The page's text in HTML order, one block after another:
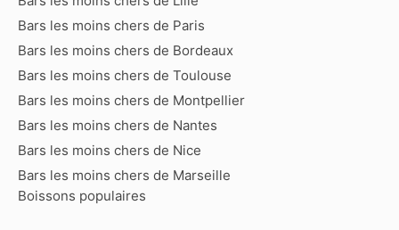
Bars les moins chers de Paris
Bars les moins chers de Bordeaux
Bars les moins chers de Toulouse
Bars les moins chers de Montpellier
Bars les moins chers de Nantes
Bars les moins chers de Nice
Bars les moins chers de Marseille
Boissons populaires